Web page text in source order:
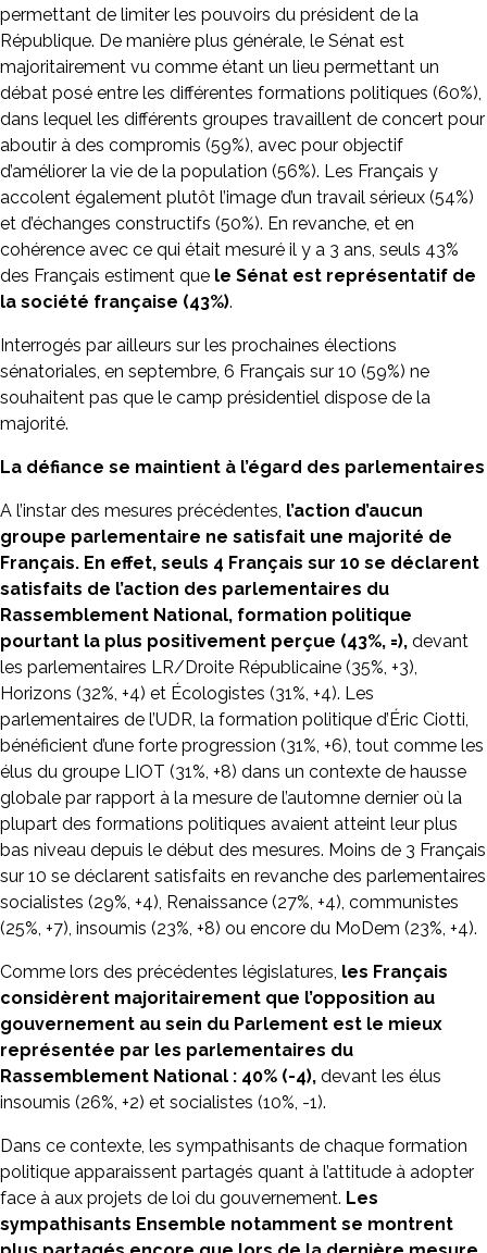
permettant de limiter les pouvoirs du président de la
République. De manière plus générale, le Sénat est
majoritairement vu comme étant un lieu permettant un
débat posé entre les différentes formations politiques (60%),
dans lequel les différents groupes travaillent de concert pour
aboutir à des compromis (59%), avec pour objectif
d’améliorer la vie de la population (56%). Les Français y
accolent également plutôt l’image d’un travail sérieux (54%)
et d’échanges constructifs (50%). En revanche, et en
cohérence avec ce qui était mesuré il y a 3 ans, seuls 43%
des Français estiment que le Sénat est représentatif de
la société française (43%).
Interrogés par ailleurs sur les prochaines élections
sénatoriales, en septembre, 6 Français sur 10 (59%) ne
souhaitent pas que le camp présidentiel dispose de la
majorité.
La défiance se maintient à l’égard des parlementaires
A l’instar des mesures précédentes, l’action d’aucun
groupe parlementaire ne satisfait une majorité de
Français. En effet, seuls 4 Français sur 10 se déclarent
satisfaits de l’action des parlementaires du
Rassemblement National, formation politique
pourtant la plus positivement perçue (43%, =), devant
les parlementaires LR/Droite Républicaine (35%, +3),
Horizons (32%, +4) et Écologistes (31%, +4). Les
parlementaires de l’UDR, la formation politique d’Éric Ciotti,
bénéficient d’une forte progression (31%, +6), tout comme les
élus du groupe LIOT (31%, +8) dans un contexte de hausse
globale par rapport à la mesure de l’automne dernier où la
plupart des formations politiques avaient atteint leur plus
bas niveau depuis le début des mesures. Moins de 3 Français
sur 10 se déclarent satisfaits en revanche des parlementaires
socialistes (29%, +4), Renaissance (27%, +4), communistes
(25%, +7), insoumis (23%, +8) ou encore du MoDem (23%, +4).
Comme lors des précédentes législatures, les Français
considèrent majoritairement que l’opposition au
gouvernement au sein du Parlement est le mieux
représentée par les parlementaires du
Rassemblement National : 40% (-4), devant les élus
insoumis (26%, +2) et socialistes (10%, -1).
Dans ce contexte, les sympathisants de chaque formation
politique apparaissent partagés quant à l’attitude à adopter
face à aux projets de loi du gouvernement. Les
sympathisants Ensemble notamment se montrent